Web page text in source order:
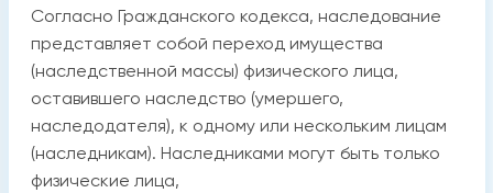
Согласно Гражданского кодекса, наследование
представляет собой переход имущества
(наследственной массы) физического лица,
оставившего наследство (умершего,
наследодателя), к одному или нескольким лицам
(наследникам). Наследниками могут быть только
физические лица,